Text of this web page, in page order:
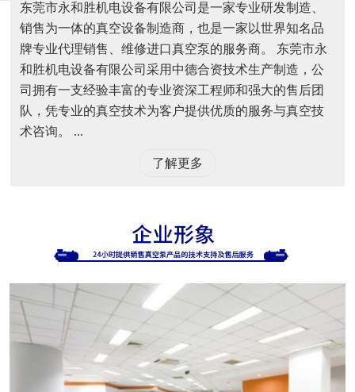
东莞市永和胜机电设备有限公司是一家专业研发制造、
销售为一体的真空设备制造商，也是一家以世界知名品
牌专业代理销售、维修进口真空泵的服务商。 东莞市永
和胜机电设备有限公司采用中德合资技术生产制造，公
司拥有一支经验丰富的专业资深工程师和强大的售后团
队，凭专业的真空技术为客户提供优质的服务与真空技
术咨询。 ...
了解更多